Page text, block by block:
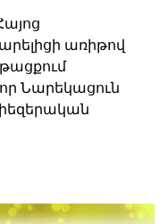
առիթով
Նարեկացուն